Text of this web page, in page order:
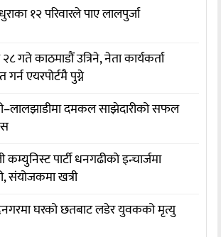
१२ परिवारले पाए लालपुर्जा
गते काठमाडौं उत्रिने, नेता कार्यकर्ता
गर्न एयरपोर्टमै पुग्ने
दमकल साझेदारीको सफल
कम्युनिस्ट पार्टी धनगढीको इन्चार्जमा
संयोजकमा खत्री
घरको छतबाट लडेर युवकको मृत्यु